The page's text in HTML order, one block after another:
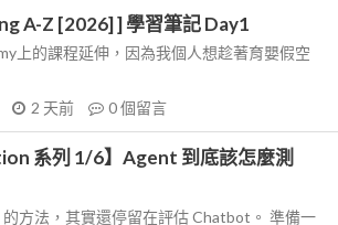
A-Z [2026] ] 學習筆記 Day1
上的課程延伸，因為我個人想趁著育嬰假空
2 天前 0個留言
系列 1/6】Agent 到底該怎麼測
方法，其實還停留在評估 Chatbot。 準備一